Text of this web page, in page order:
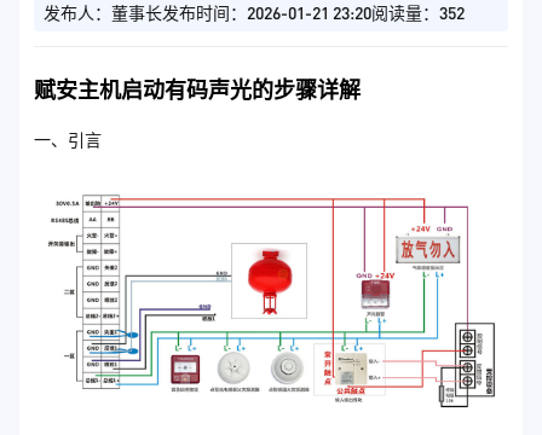
发布人：董事长发布时间：2026-01-21 23:20阅读量：352
赋安主机启动有码声光的步骤详解
一、引言